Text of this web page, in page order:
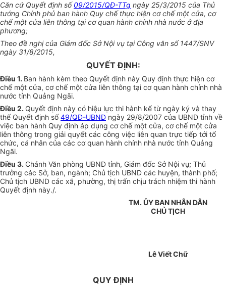
Căn cứ Quyết định số09/2015/QĐ-TTg ngày 25/3/2015 của Thủ
tướng Chính phủ ban hành Quy chế thực hiện cơ chế một cửa, cơ
chế một cửa liên thông tại cơ quan hành chính nhà nước ở địa
phương;
Theo đề nghị của Giám đốc Sở Nội vụ tại Công văn số 1447/SNV
ngày 31/8/2015,
QUYẾT ĐỊNH:
Điều 1. Ban hành kèm theo Quyết định này Quy định thực hiện cơ
chế một cửa, cơ chế một cửa liên thông tại cơ quan hành chính nhà
nước tỉnh Quảng Ngãi.
Điều 2. Quyết định này có hiệu lực thi hành kể từ ngày ký và thay
thế Quyết định số49/QĐ-UBND ngày 29/8/2007 của UBND tỉnh về
việc ban hành Quy định áp dụng cơ chế một cửa, cơ chế một cửa
liên thông trong giải quyết các công việc liên quan trực tiếp tới tổ
chức, cá nhân của các cơ quan hành chính nhà nước tỉnh Quảng
Ngãi.
Điều 3. Chánh Văn phòng UBND tỉnh, Giám đốc Sở Nội vụ; Thủ
trưởng các Sở, ban, ngành; Chủ tịch UBND các huyện, thành phố;
Chủ tịch UBND các xã, phường, thị trấn chịu trách nhiệm thi hành
Quyết định này./.
TM. ỦY BAN NHÂN DÂN
CHỦ TỊCH
Lê Viết Chữ
QUY ĐỊNH